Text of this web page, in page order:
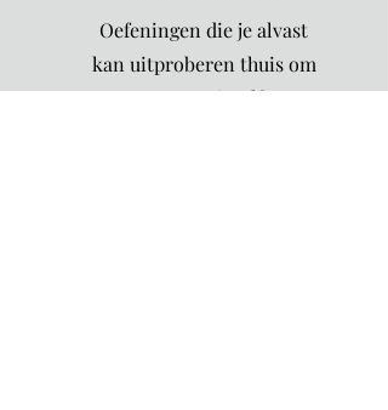
Oefeningen die je alvast
kan uitproberen thuis om
meer over jezelf te